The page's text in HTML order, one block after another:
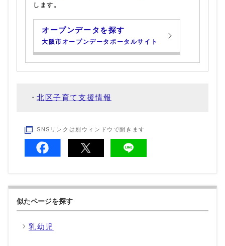
します。
オープンデータを探す
大阪市オープンデータポータルサイト
北区子育て支援情報
SNSリンクは別ウィンドウで開きます
似たページを探す
乳幼児